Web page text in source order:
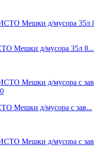
Мешки д/мусора 35л 8...
Мешки д/мусора с зав...